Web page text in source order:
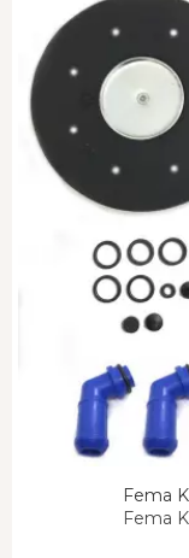
Fema
Fema